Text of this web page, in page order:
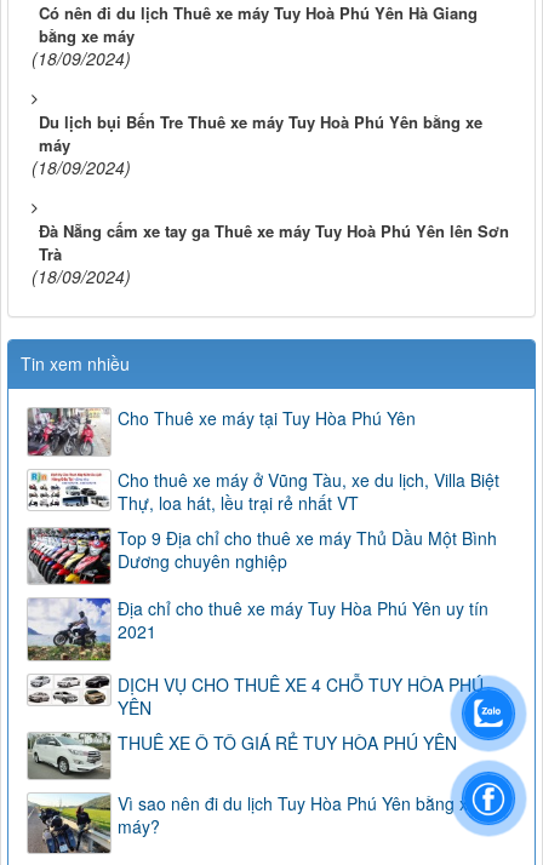
Có nên đi du lịch Thuê xe máy Tuy Hoà Phú Yên Hà Giang
bằng xe máy
(18/09/2024)
Du lịch bụi Bến Tre Thuê xe máy Tuy Hoà Phú Yên bằng xe
máy
(18/09/2024)
Đà Nẵng cấm xe tay ga Thuê xe máy Tuy Hoà Phú Yên lên Sơn
Trà
(18/09/2024)
Tin xem nhiều
Cho Thuê xe máy tại Tuy Hòa Phú Yên
Cho thuê xe máy ở Vũng Tàu, xe du lịch, Villa Biệt
Thự, loa hát, lều trại rẻ nhất VT
Top 9 Địa chỉ cho thuê xe máy Thủ Dầu Một Bình
Dương chuyên nghiệp
Địa chỉ cho thuê xe máy Tuy Hòa Phú Yên uy tín
2021
DỊCH VỤ CHO THUÊ XE 4 CHỖ TUY HÒA PHÚ
YÊN
THUÊ XE Ô TÔ GIÁ RẺ TUY HÒA PHÚ YÊN
Vì sao nên đi du lịch Tuy Hòa Phú Yên bằng xe
máy?